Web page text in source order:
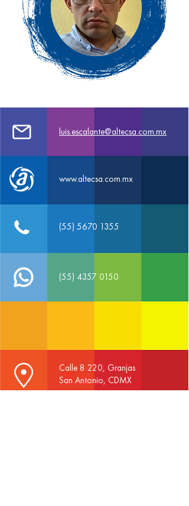
www.altecsa.com.mx
(55) 5670 1355
(55) 4357 0150
Calle 8 220, Granjas
San Antonio, CDMX
luis.escalante@altecsa.com.mx